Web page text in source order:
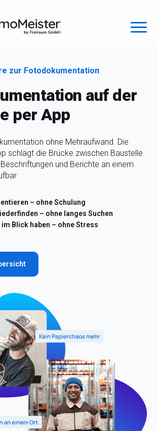
zur Fotodokumentation
auf der
per App
ohne Mehraufwand. Die
schlägt die Brücke zwischen Baustelle
und Berichte an einem
– ohne Schulung
– ­ohne langes Suchen
Blick haben – ohne Stress